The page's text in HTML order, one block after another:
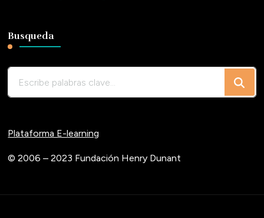
Busqueda
Plataforma E-learning
© 2006 – 2023 Fundación Henry Dunant